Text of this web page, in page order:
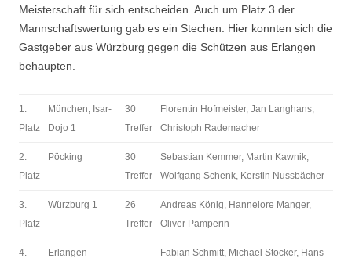
Meisterschaft für sich entscheiden. Auch um Platz 3 der
Mannschaftswertung gab es ein Stechen. Hier konnten sich die
Gastgeber aus Würzburg gegen die Schützen aus Erlangen
behaupten.
1.
Platz
München, Isar-
Dojo 1
30
Treffer
Florentin Hofmeister, Jan Langhans,
Christoph Rademacher
2.
Platz
Pöcking
30
Treffer
Sebastian Kemmer, Martin Kawnik,
Wolfgang Schenk, Kerstin Nussbächer
3.
Platz
Würzburg 1
26
Treffer
Andreas König, Hannelore Manger,
Oliver Pamperin
4.
Erlangen
Fabian Schmitt, Michael Stocker, Hans